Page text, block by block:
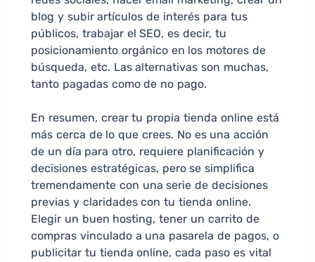
blog y subir artículos de interés para tus
públicos, trabajar el SEO, es decir, tu
posicionamiento orgánico en los motores de
búsqueda, etc. Las alternativas son muchas,
tanto pagadas como de no pago.
En resumen, crear tu propia tienda online está
más cerca de lo que crees. No es una acción
de un día para otro, requiere planificación y
decisiones estratégicas, pero se simplifica
tremendamente con una serie de decisiones
previas y claridades con tu tienda online.
Elegir un buen hosting, tener un carrito de
compras vinculado a una pasarela de pagos, o
publicitar tu tienda online, cada paso es vital